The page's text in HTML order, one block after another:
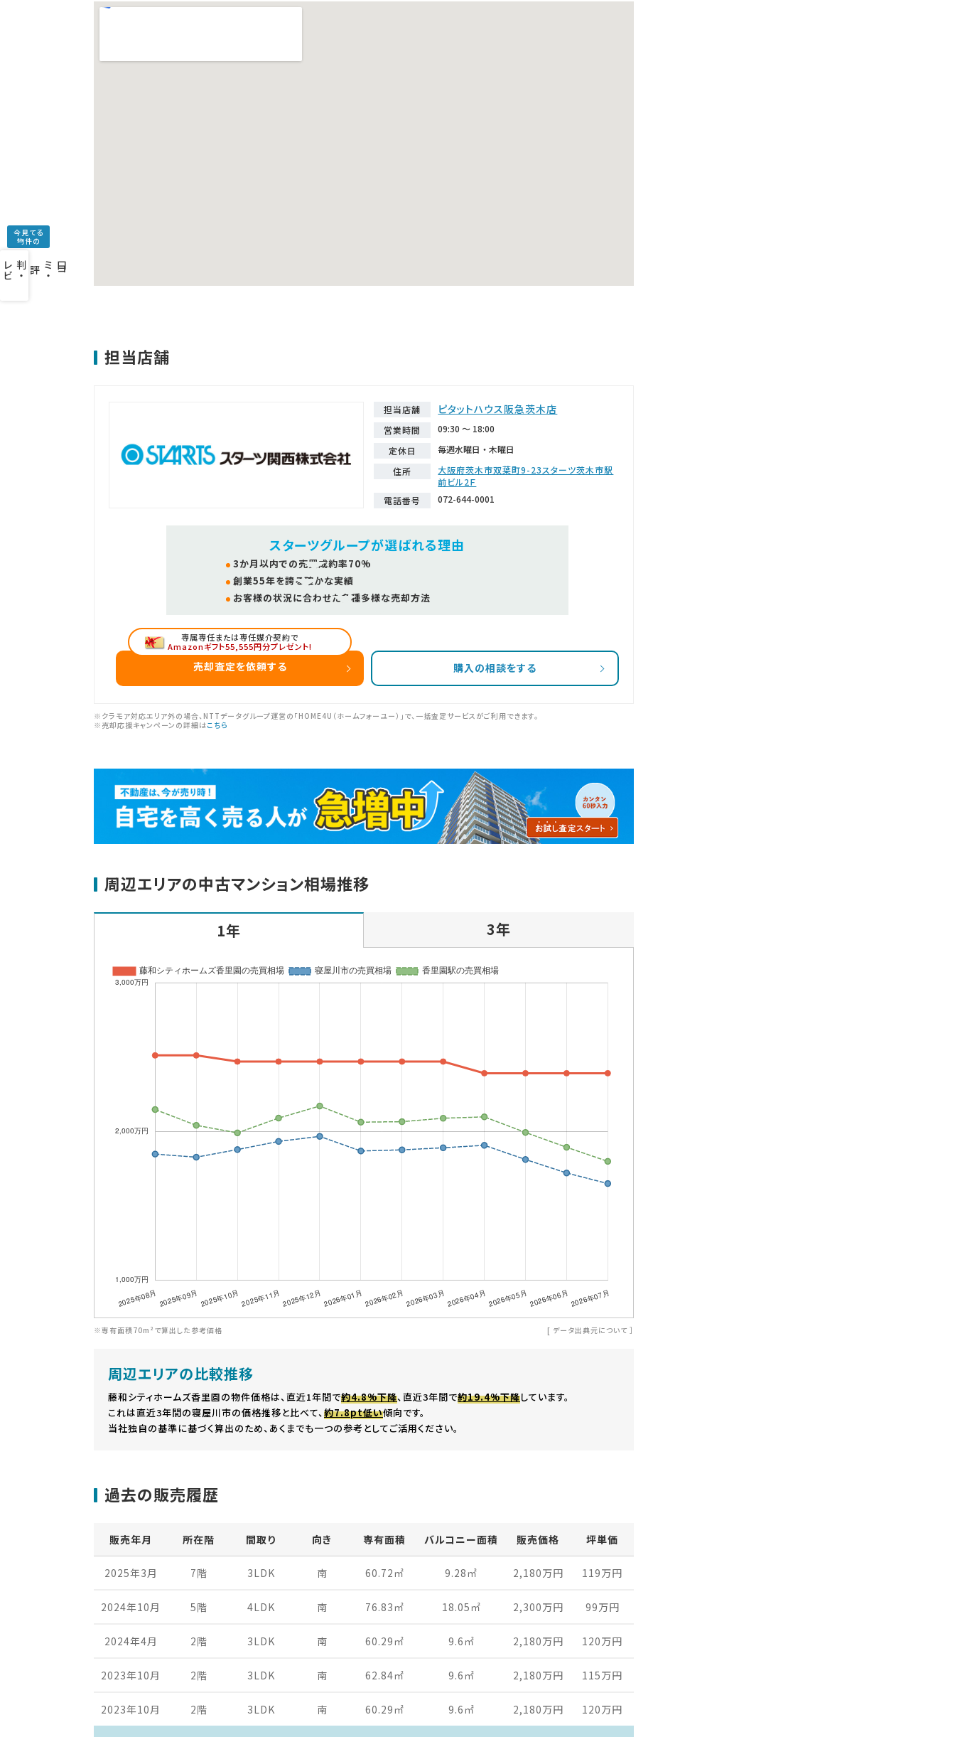
今見てる
物件の
口
コ
ミ
・
評 判
・
レ
ビ
ュ
ー
を
み
担当店舗
担当店舗 ピタットハウス阪急茨木店
営業時間
09:30 ～ 18:00
定休日
毎週水曜日・木曜日
住所
大阪府茨木市双葉町9-23スターツ茨木市駅
前ビル2Ｆ
電話番号
072-644-0001
スターツグループが選ばれる理由
3か月以内での売買成約率70%
創業55年を誇る確かな実績
お客様の状況に合わせた多種多様な売却方法
専属専任または専任媒介契約で
Amazonギフト55,555円分プレゼント!
売却査定を依頼する 購入の相談をする
※クラモア対応エリア外の場合、NTTデータグループ運営の「HOME4U（ホームフォーユー）」で、一括査定サービスがご利用できます。
※売却応援キャンペーンの詳細はこちら
周辺エリアの中古マンション相場推移
1年 3年
※専有面積70m²で算出した参考価格 [ データ出典元について ］
周辺エリアの比較推移
藤和シティホームズ香里園の物件価格は、直近1年間で約4.8%下降、直近3年間で約19.4%下降しています。
これは直近3年間の寝屋川市の価格推移と比べて、 約7.8pt低い傾向です。
当社独自の基準に基づく算出のため、あくまでも一つの参考としてご活用ください。
過去の販売履歴
販売年月 所在階 間取り 向き 専有面積 バルコニー面積 販売価格 坪単価
2025年3月 7階 3LDK 南 60.72 ㎡ 9.28 ㎡ 2,180万円 119万円
2024年10月 5階 4LDK 南 76.83 ㎡ 18.05 ㎡ 2,300万円 99万円
2024年4月 2階 3LDK 南 60.29 ㎡ 9.6 ㎡ 2,180万円 120万円
2023年10月 2階 3LDK 南 62.84㎡ 9.6 ㎡ 2,180万円 115万円
2023年10月 2階 3LDK 南 60.29 ㎡ 9.6 ㎡ 2,180万円 120万円